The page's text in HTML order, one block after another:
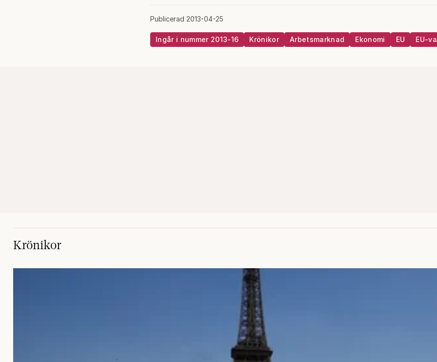
Publicerad 2013-04-25
Ingår i nummer 2013-16 Krönikor Arbetsmarknad Ekonomi EU EU-
Krönikor